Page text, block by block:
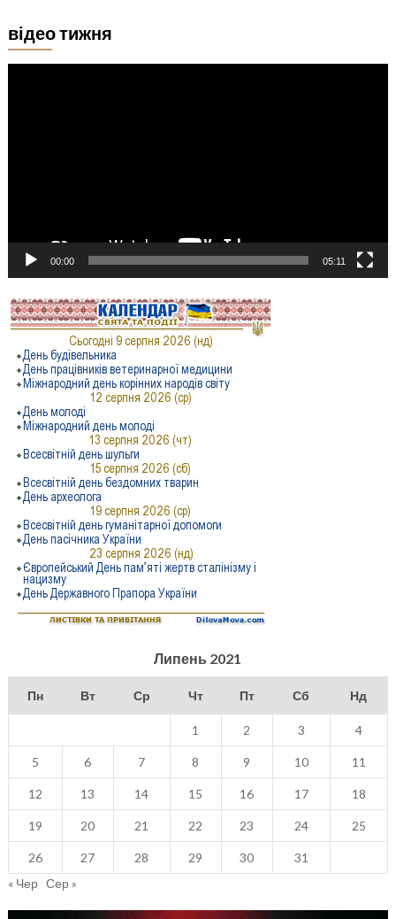
відео тижня
00:00 05:11
Липень 2021
Пн Вт Ср Чт Пт Сб Нд
1 2 3 4
5 6 7 8 9 10 11
12 13 14 15 16 17 18
19 20 21 22 23 24 25
26 27 28 29 30
31
« Чер Сер »